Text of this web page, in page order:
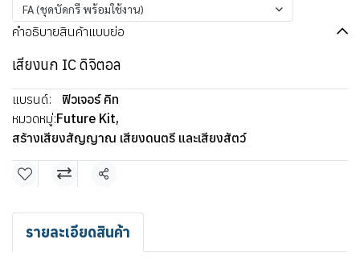
FA (ชุดบัดกรี พร้อมใช้งาน)
คำอธิบายสินค้าแบบย่อ
เสียงนก IC ดิจิตอล
แบรนด์:
ฟิวเจอร์ คิท
หมวดหมู่:Future Kit,
สร้างเสียงสัญญาณ เสียงดนตรี และเสียงสัตว์
แชร์
รายละเอียดสินค้า